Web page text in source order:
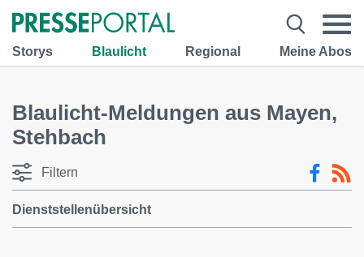
Storys Blaulicht Regional Meine Abos
Blaulicht-Meldungen aus Mayen,
Stehbach
Filtern
Dienststellenübersicht